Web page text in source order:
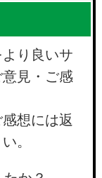
り良いサ
見・ご感
想には返
。